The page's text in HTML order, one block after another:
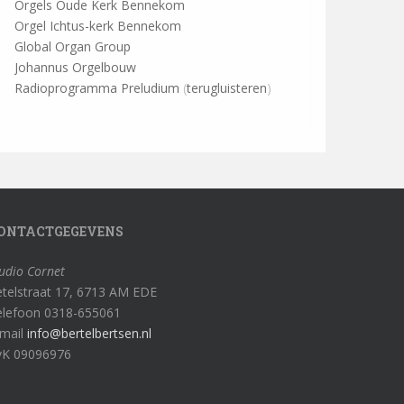
Orgels Oude Kerk Bennekom
Orgel Ichtus-kerk Bennekom
Global Organ Group
Johannus Orgelbouw
Radioprogramma Preludium (terugluisteren)
Cornet
17, 6713 AM EDE
0318-655061
info@bertelbertsen.nl
09096976